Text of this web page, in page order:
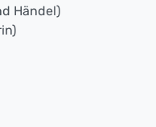
Händel)